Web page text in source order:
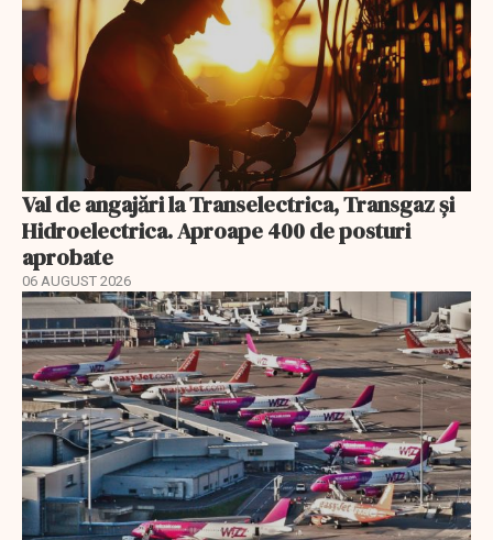
Val de angajări la Transelectrica, Transgaz și
Hidroelectrica. Aproape 400 de posturi
aprobate
06 AUGUST 2026